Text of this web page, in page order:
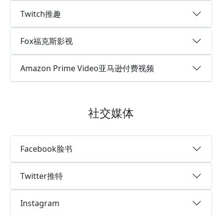
Twitch推趣
Fox福克斯影视
Amazon Prime Video亚马逊付费视频
社交媒体
Facebook脸书
Twitter推特
Instagram